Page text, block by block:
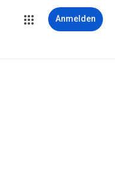
Anmelden